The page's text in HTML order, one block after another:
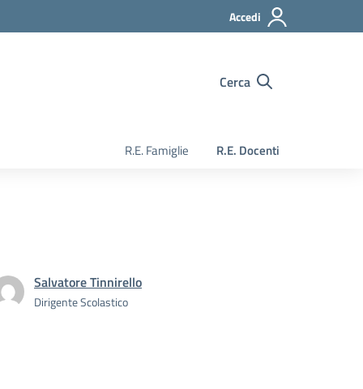
Accedi
Cerca
R.E. Famiglie R.E. Docenti
Salvatore Tinnirello
Dirigente Scolastico